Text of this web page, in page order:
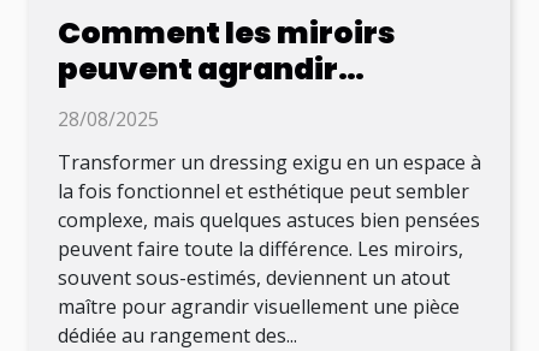
Comment les miroirs
peuvent agrandir
visuellement un dressing
28/08/2025
Transformer un dressing exigu en un espace à
la fois fonctionnel et esthétique peut sembler
complexe, mais quelques astuces bien pensées
peuvent faire toute la différence. Les miroirs,
souvent sous-estimés, deviennent un atout
maître pour agrandir visuellement une pièce
dédiée au rangement des...